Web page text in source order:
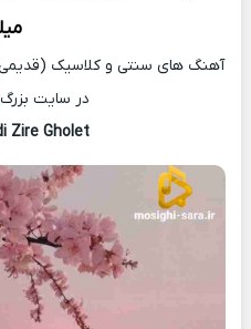
آهنگ های سنتی و کلاسیک (قدیمی)
در سایت بزرگ
Zire Gholet